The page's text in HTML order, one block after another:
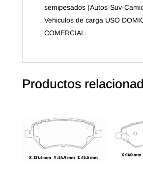
semipesados (Autos-Suv-
Vehiculos de carga USO
COMERCIAL.
Productos